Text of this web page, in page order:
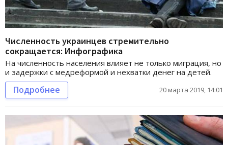
Численность украинцев стремительно
сокращается: Инфографика
На численность населения влияет не только миграция, но
и задержки с медреформой и нехватки денег на детей.
Подробнее 20 марта 2019, 14:01